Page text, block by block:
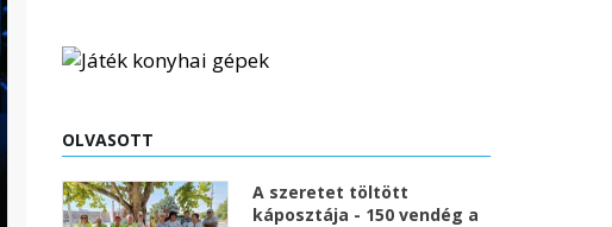
OLVASOTT
A szeretet töltött
káposztája - 150 vendég a